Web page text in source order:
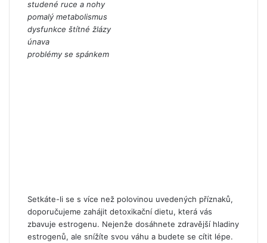
studené ruce a nohy
pomalý metabolismus
dysfunkce štítné žlázy
únava
problémy se spánkem
Setkáte-li se s více než polovinou uvedených příznaků,
doporučujeme zahájit detoxikační dietu, která vás
zbavuje estrogenu. Nejenže dosáhnete zdravější hladiny
estrogenů, ale snížíte svou váhu a budete se cítit lépe.